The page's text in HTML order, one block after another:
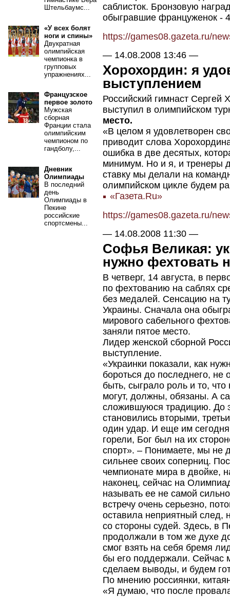
Штельбаумс...
«У всех болят
ноги и спины»
Двукратная
олимпийская
чемпионка в
групповых
упражнениях...
Французское
первое золото
Мужская
сборная
Франции стала
олимпийским
чемпионом по
гандболу,...
Дневник
Олимпиады
В последний
день
Олимпиады в
Пекине
российские
спортсмены...
саблисток. Бронзовую
обыгравшие француженок -
https://games08.gazeta.ru/
— 14.08.2008 13:46 —
Хорохордин: я
выступлением
Российский гимнаст Сергей
выступил в олимпийском
место.
«В целом я удовлетворен
приводит слова
ошибка в две десятых,
минимум. Но и я, и тренеры
ставку мы делали на
олимпийском цикле будем
«Газета.Ru»
https://games08.gazeta.ru/
— 14.08.2008 11:30 —
Софья Великая:
нужно фехтовать
В четверг, 14 августа, в
по фехтованию на саблях
без медалей. Сенсацию на
Украины. Сначала она
мирового сабельного
заняли пятое место.
Лидер женской сборной
выступление.
«Украинки показали, как
бороться до последнего, не
быть, сыграло роль и то,
могут, должны, обязаны. А
сложившуюся традицию. До
становились вторыми,
один удар. И еще им
горели, Бог был на их
спорт». – Понимаете, мы не
сильнее своих соперниц.
чемпионате мира в двойке,
наконец, сейчас на
называть ее не самой
встречу очень серьезно,
оставила неприятный
со стороны судей. Здесь, в
продолжали в том же духе
смог взять на себя бремя
бы его поддержали. Сейчас
сделаем выводы, и будем
По мнению россиянки,
«Я думаю, что после